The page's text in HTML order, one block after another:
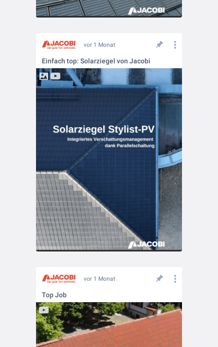
vor 1 Monat
Einfach top: Solarziegel von Jacobi
vor 1 Monat
Top Job